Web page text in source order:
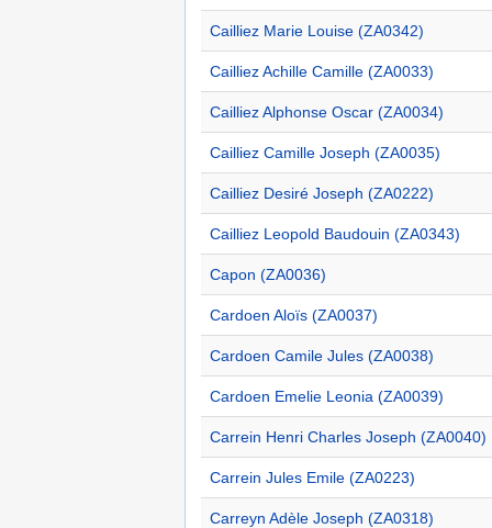
Cailliez Marie Louise (ZA0342)
Cailliez Achille Camille (ZA0033)
Cailliez Alphonse Oscar (ZA0034)
Cailliez Camille Joseph (ZA0035)
Cailliez Desiré Joseph (ZA0222)
Cailliez Leopold Baudouin (ZA0343)
Capon (ZA0036)
Cardoen Aloïs (ZA0037)
Cardoen Camile Jules (ZA0038)
Cardoen Emelie Leonia (ZA0039)
Carrein Henri Charles Joseph (ZA0040)
Carrein Jules Emile (ZA0223)
Carreyn Adèle Joseph (ZA0318)